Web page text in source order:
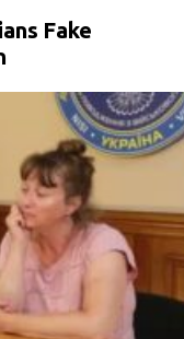
Fake